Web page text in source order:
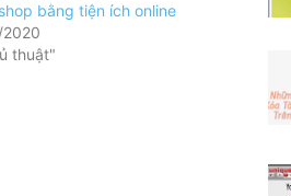
bằng tiện ích online
thuật"